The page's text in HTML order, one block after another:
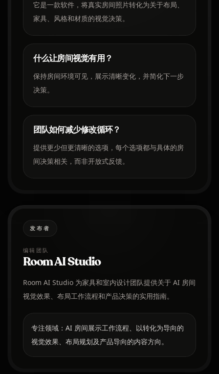
它是一款软件，将真实房间照片转化为关于布局、
家具、风格和材质的视觉决策。
什么让房间视觉有用？
保持房间环境可见，展示清晰变化，并简化下一步
决策。
团队如何减少修改循环？
提供更少但更清晰的选项，每个选项都与具体的房
间决策相关，而非开放式反馈。
发布者
编辑团队
Room AI Studio
Room AI Studio 为家具和室内设计团队提供关于 AI 房间
视觉效果、布局工作流程和产品决策的实用指南。
专注领域：AI 房间展示工作流程、以转化为导向的
视觉效果、布局规划及产品导向的内容方向。